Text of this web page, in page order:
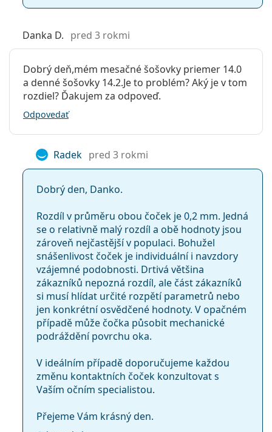
Danka D. pred 3 rokmi
Dobrý deň,mém mesačné šošovky priemer 14.0
a denné šošovky 14.2.Je to problém? Aký je v tom
rozdiel? Ďakujem za odpoveď.
Odpovedať
Radek pred 3 rokmi
Dobrý den, Danko.
Rozdíl v průměru obou čoček je 0,2 mm. Jedná
se o relativně malý rozdíl a obě hodnoty jsou
zároveň nejčastější v populaci. Bohužel
snášenlivost čoček je individuální i navzdory
vzájemné podobnosti. Drtivá většina
zákazníků nepozná rozdíl, ale část zákazníků
si musí hlídat určité rozpětí parametrů nebo
jen konkrétní osvědčené hodnoty. V opačném
případě může čočka působit mechanické
podráždění povrchu oka.
V ideálním případě doporučujeme každou
změnu kontaktních čoček konzultovat s
Vaším očním specialistou.
Přejeme Vám krásný den.